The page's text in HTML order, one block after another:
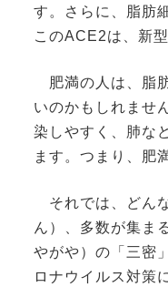
す。さらに、脂肪
このACE2は、新
肥満の人は、脂
いのかもしれませ
染しやすく、肺な
ます。つまり、肥
それでは、どん
ん）、多数が集ま
やがや）の「三密
ロナウイルス対策